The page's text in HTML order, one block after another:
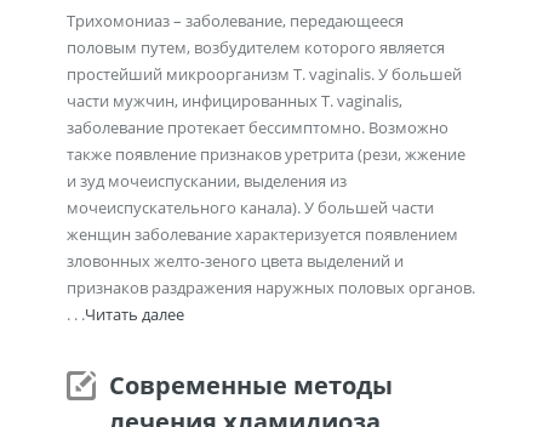
Трихомониаз – заболевание, передающееся
половым путем, возбудителем которого является
простейший микроорганизм T. vaginalis. У большей
части мужчин, инфицированных T. vaginalis,
заболевание протекает бессимптомно. Возможно
также появление признаков уретрита (рези, жжение
и зуд мочеиспускании, выделения из
мочеиспускательного канала). У большей части
женщин заболевание характеризуется появлением
зловонных желто-зеного цвета выделений и
признаков раздражения наружных половых органов.
. . .Читать далее
Современные методы